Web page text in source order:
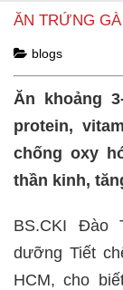
ĂN TRỨNG
blogs
Ăn khoảng
protein,
chống oxy
thần kinh,
BS.CKI Đào
dưỡng Tiết
HCM, cho